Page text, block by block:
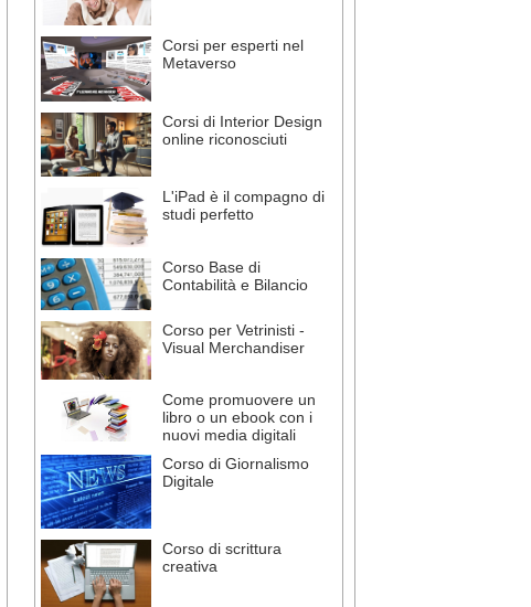
Corsi per esperti nel
Metaverso
Corsi di Interior Design
online riconosciuti
L'iPad è il compagno di
studi perfetto
Corso Base di
Contabilità e Bilancio
Corso per Vetrinisti -
Visual Merchandiser
Come promuovere un
libro o un ebook con i
nuovi media digitali
Corso di Giornalismo
Digitale
Corso di scrittura
creativa